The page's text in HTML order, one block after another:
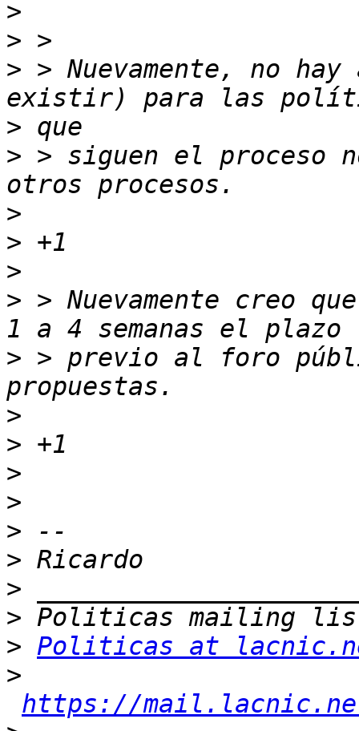
>
>
> > Nuevamente, no
>
> > siguen el proceso
>
>
>
> > Nuevamente creo
> > previo al foro
>
>
>
>
>
>
>
>
> Politicas at
>
https://